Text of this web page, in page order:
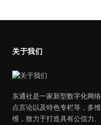
关于我们
东通社是一家新型数字化网
点言论以及特色专栏等，多
维，致力于打造具有公信力